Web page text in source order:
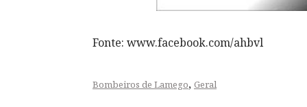
Fonte: www.facebook.com/ahbvl
Bombeiros de Lamego, Geral